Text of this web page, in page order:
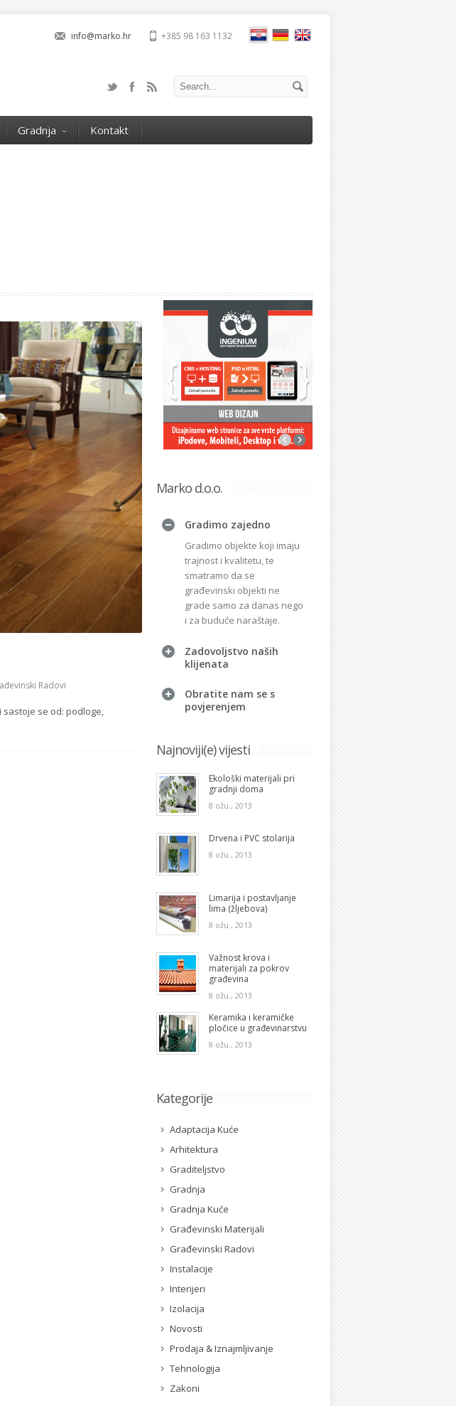
+385 98 163 1132
info@marko.hr
Gradnja Kontakt
Radovi
se od: podloge,
Marko d.o.o.
Gradimo zajedno
Gradimo objekte koji imaju
trajnost i kvalitetu, te
smatramo da se
građevinski objekti ne
grade samo za danas nego
i za buduće naraštaje.
Zadovoljstvo naših
klijenata
Obratite nam se s
povjerenjem
Najnoviji(e) vijesti
Ekološki materijali pri
gradnji doma
8 ožu., 2013
Drvena i PVC stolarija
8 ožu., 2013
Limarija i postavljanje
lima (žljebova)
8 ožu., 2013
Važnost krova i
materijali za pokrov
građevina
8 ožu., 2013
Keramika i keramičke
pločice u građevinarstvu
8 ožu., 2013
Kategorije
Adaptacija Kuće
Arhitektura
Graditeljstvo
Gradnja
Gradnja Kuće
Građevinski Materijali
Građevinski Radovi
Instalacije
Interijeri
Izolacija
Novosti
Prodaja & Iznajmljivanje
Tehnologija
Zakoni